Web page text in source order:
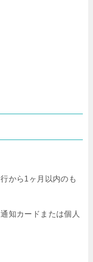
から1ヶ月以内のも
知カードまたは個人